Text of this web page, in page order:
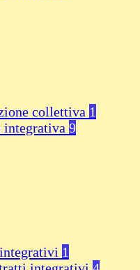
collettiva 1
integrativa 9
1